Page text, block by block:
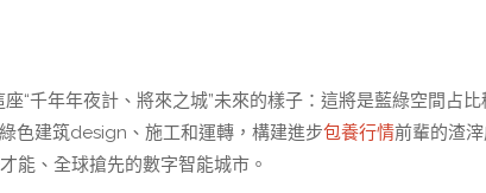
“千年年夜計、將來之城”未來的樣子：這將是藍綠空間占比
色建筑design、施工和運轉，構建進步包養行情前輩的渣
能、全球搶先的數字智能城市。